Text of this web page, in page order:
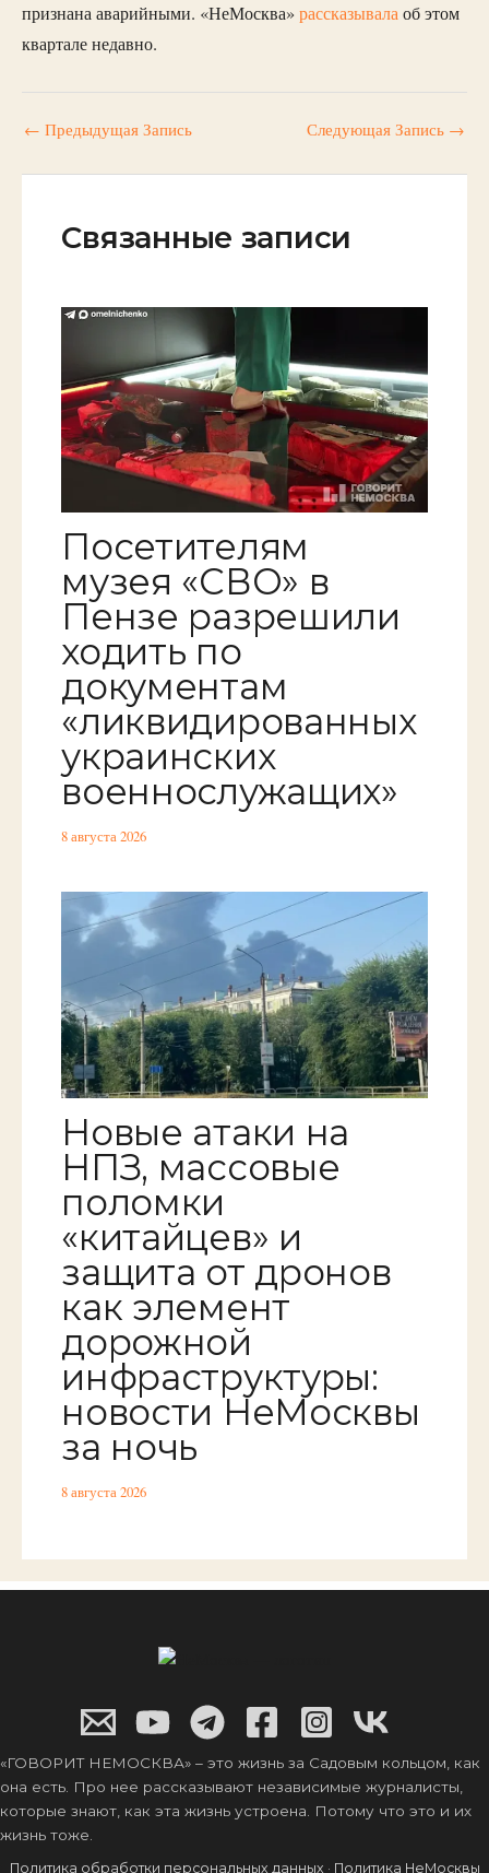
признана аварийными. «НеМосква» рассказывалаоб этом
квартале недавно.
← Предыдущая Запись Следующая Запись →
Связанные записи
Посетителям
музея «СВО» в
Пензе разрешили
ходить по
документам
«ликвидированных
украинских
военнослужащих»
8 августа 2026
Новые атаки на
НПЗ, массовые
поломки
«китайцев» и
защита от дронов
как элемент
дорожной
инфраструктуры:
новости НеМосквы
за ночь
8 августа 2026
«ГОВОРИТ НЕМОСКВА» – это жизнь за Садовым кольцом, как
она есть. Про нее рассказывают независимые журналисты,
которые знают, как эта жизнь устроена. Потому что это и их
жизнь тоже.
Политика обработки персональных данных · Политика НеМосквы